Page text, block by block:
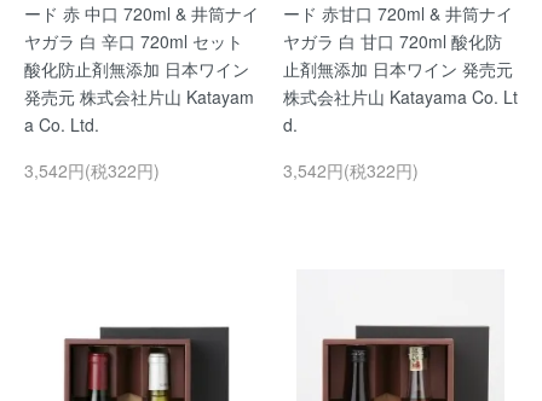
ード 赤 中口 720ml & 井筒ナイ
ヤガラ 白 辛口 720ml セット
酸化防止剤無添加 日本ワイン
発売元 株式会社片山 Katayam
a Co. Ltd.
3,542円(税322円)
ード 赤甘口 720ml & 井筒ナイ
ヤガラ 白 甘口 720ml 酸化防
止剤無添加 日本ワイン 発売元
株式会社片山 Katayama Co. Lt
d.
3,542円(税322円)